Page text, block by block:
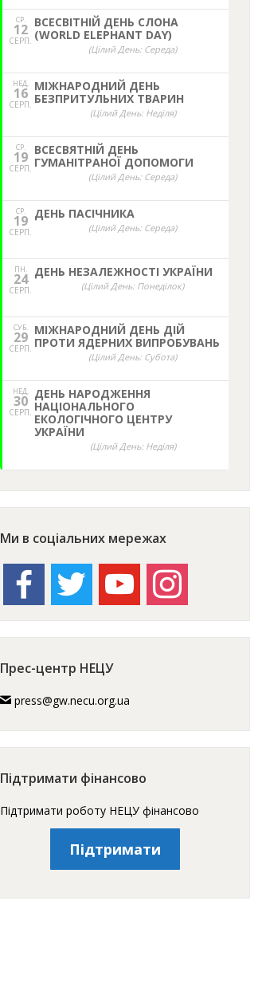
СР.
12
СЕРП.
ВСЕСВІТНІЙ ДЕНЬ СЛОНА
(WORLD ELEPHANT DAY)
(Цілий День: Середа)
НЕД,
16
СЕРП.
МІЖНАРОДНИЙ ДЕНЬ
БЕЗПРИТУЛЬНИХ ТВАРИН
(Цілий День: Неділя)
СР.
19
СЕРП.
ВСЕСВЯТНІЙ ДЕНЬ
ГУМАНІТРАНОЇ ДОПОМОГИ
(Цілий День: Середа)
СР.
19
СЕРП.
ДЕНЬ ПАСІЧНИКА
(Цілий День: Середа)
ПН.
24
СЕРП.
ДЕНЬ НЕЗАЛЕЖНОСТІ УКРАЇНИ
(Цілий День: Понеділок)
СУБ.
29
СЕРП.
МІЖНАРОДНИЙ ДЕНЬ ДІЙ
ПРОТИ ЯДЕРНИХ ВИПРОБУВАНЬ
(Цілий День: Субота)
НЕД,
30
СЕРП.
ДЕНЬ НАРОДЖЕННЯ
НАЦІОНАЛЬНОГО
ЕКОЛОГІЧНОГО ЦЕНТРУ
УКРАЇНИ
(Цілий День: Неділя)
Ми в соціальних мережах
facebook twitter youtube instagram
Прес-центр НЕЦУ
press@gw.necu.org.ua
Підтримати фінансово
Підтримати роботу НЕЦУ фінансово
Підтримати